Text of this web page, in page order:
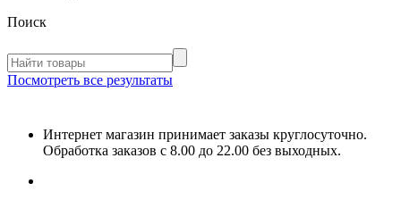
Поиск
Посмотреть все результаты
Интернет магазин принимает заказы круглосуточно.
Обработка заказов с 8.00 до 22.00 без выходных.